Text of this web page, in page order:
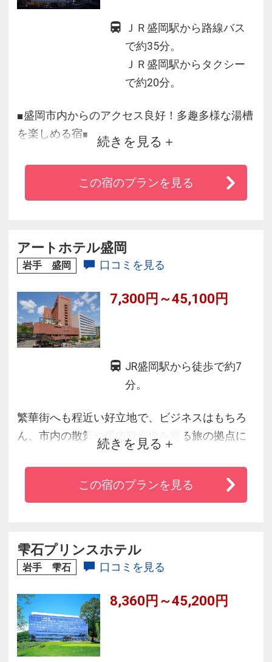
ＪＲ盛岡駅から路線バス
で約35分。
ＪＲ盛岡駅からタクシー
で約20分。
■盛岡市内からのアクセス良好！多趣多様な湯槽
を楽しめる宿■
◆NHK 連続テレビ小説『どんと晴れ』にて老舗
旅館のお風呂として撮影された「庭園縄文露天
◆飽きのこない種類豊富な湯槽のはしごで、思
う存分温泉をお楽しみください。
続きを見る
この宿のプランを見る
アートホテル盛岡
岩手 盛岡 口コミを見る
7,300円～45,100円
JR盛岡駅から徒歩で約7
分。
繁華街へも程近い好立地で、ビジネスはもちろ
ん、市内の散策や県内観光地を巡る旅の拠点に
また、岩手の食材を使った会席料理、広東料理
をメインにした中国料理を味わえる各種レスト
続きを見る
この宿のプランを見る
雫石プリンスホテル
岩手 雫石 口コミを見る
8,360円～45,200円